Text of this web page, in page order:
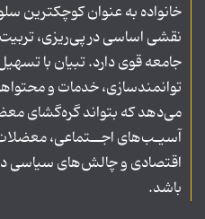
خانواده به عنوان کوچکترین
نقشی اساسی در پی‌ریزی،
جامعه قوی دارد. تبیان با
توانمندسازی، خدمات و
می‌دهد که بتواند گره‌گشای
آسیـب‌های اجــتماعی،
اقتصادی و چالش‌های سیاسی
باشد.